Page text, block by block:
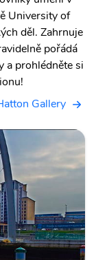
University of
děl. Zahrnuje
pořádá
a prohlédněte si
Gallery